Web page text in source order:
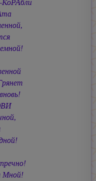
Мной!